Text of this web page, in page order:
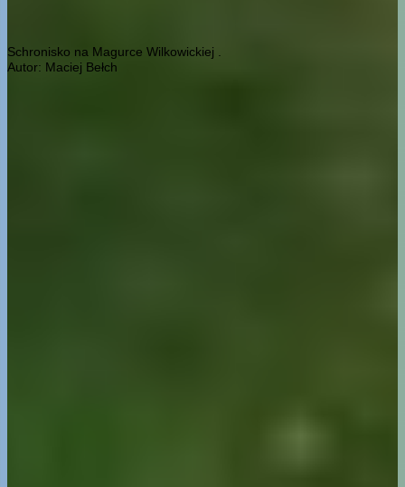
Schronisko na Magurce Wilkowickiej .
Autor: Maciej Bełch